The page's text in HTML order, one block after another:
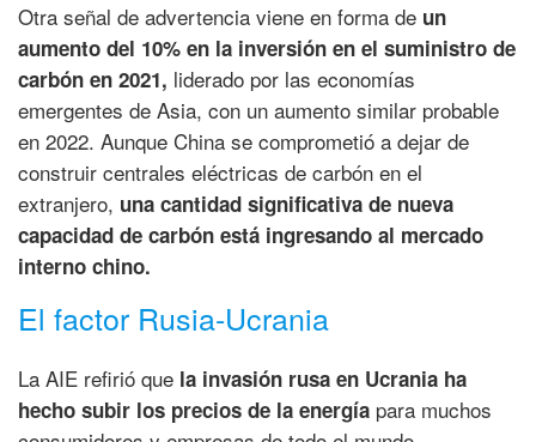
Otra señal de advertencia viene en forma de un
aumento del 10% en la inversión en el suministro de
carbón en 2021, liderado por las economías
emergentes de Asia, con un aumento similar probable
en 2022. Aunque China se comprometió a dejar de
construir centrales eléctricas de carbón en el
extranjero, una cantidad significativa de nueva
capacidad de carbón está ingresando al mercado
interno chino.
El factor Rusia-Ucrania
La AIE refirió que la invasión rusa en Ucrania ha
hecho subir los precios de la energía para muchos